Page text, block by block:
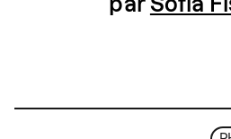
par Sofia